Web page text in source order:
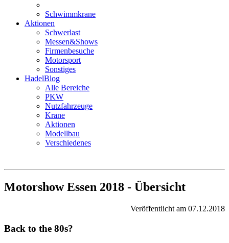
Schwimmkrane
Aktionen
Schwerlast
Messen&Shows
Firmenbesuche
Motorsport
Sonstiges
HadelBlog
Alle Bereiche
PKW
Nutzfahrzeuge
Krane
Aktionen
Modellbau
Verschiedenes
Motorshow Essen 2018 - Übersicht
Veröffentlicht am 07.12.2018
Back to the 80s?